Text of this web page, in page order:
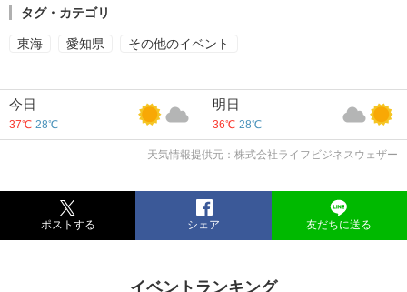
タグ・カテゴリ
東海 愛知県 その他のイベント
今日
37℃ 28℃
明日
36℃ 28℃
天気情報提供元：株式会社ライフビジネスウェザー
ポストする シェア 友だちに送る
イベントランキング